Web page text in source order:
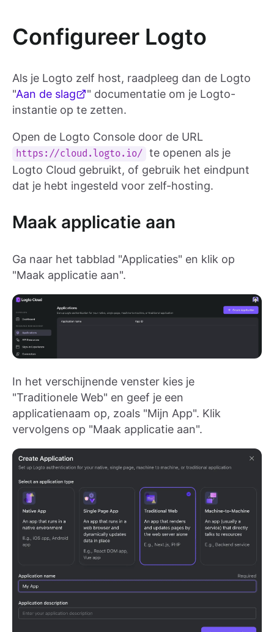
Configureer Logto
Als je Logto zelf host, raadpleeg dan de Logto
"Aan de slag
" documentatie om je Logto-
instantie op te zetten.
Open de Logto Console door de URL
https://cloud.logto.io/ te openen als je
Logto Cloud gebruikt, of gebruik het eindpunt
dat je hebt ingesteld voor zelf-hosting.
Maak applicatie aan
Ga naar het tabblad "Applicaties" en klik op
"Maak applicatie aan".
In het verschijnende venster kies je
"Traditionele Web" en geef je een
applicatienaam op, zoals "Mijn App". Klik
vervolgens op "Maak applicatie aan".